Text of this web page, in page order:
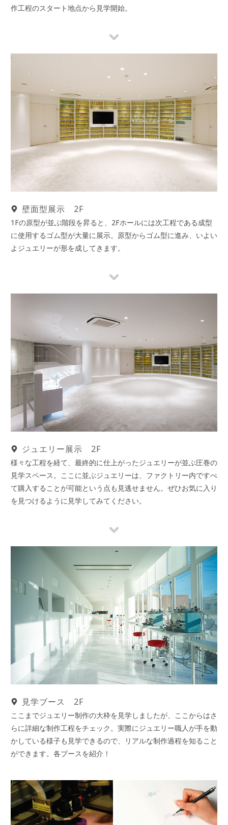
作工程のスタート地点から見学開始。
壁面型展示 2F
1Fの原型が並ぶ階段を昇ると、2Fホールには次工程である成型
に使用するゴム型が大量に展示。原型からゴム型に進み、いよい
よジュエリーが形を成してきます。
ジュエリー展示 2F
様々な工程を経て、最終的に仕上がったジュエリーが並ぶ圧巻の
見学スペース。ここに並ぶジュエリーは、ファクトリー内ですべ
て購入することが可能という点も見逃せません。ぜひお気に入り
を見つけるように見学してみてください。
見学ブース 2F
ここまでジュエリー制作の大枠を見学しましたが、ここからはさ
らに詳細な制作工程をチェック。実際にジュエリー職人が手を動
かしている様子も見学できるので、リアルな制作過程を知ること
ができます。各ブースを紹介！